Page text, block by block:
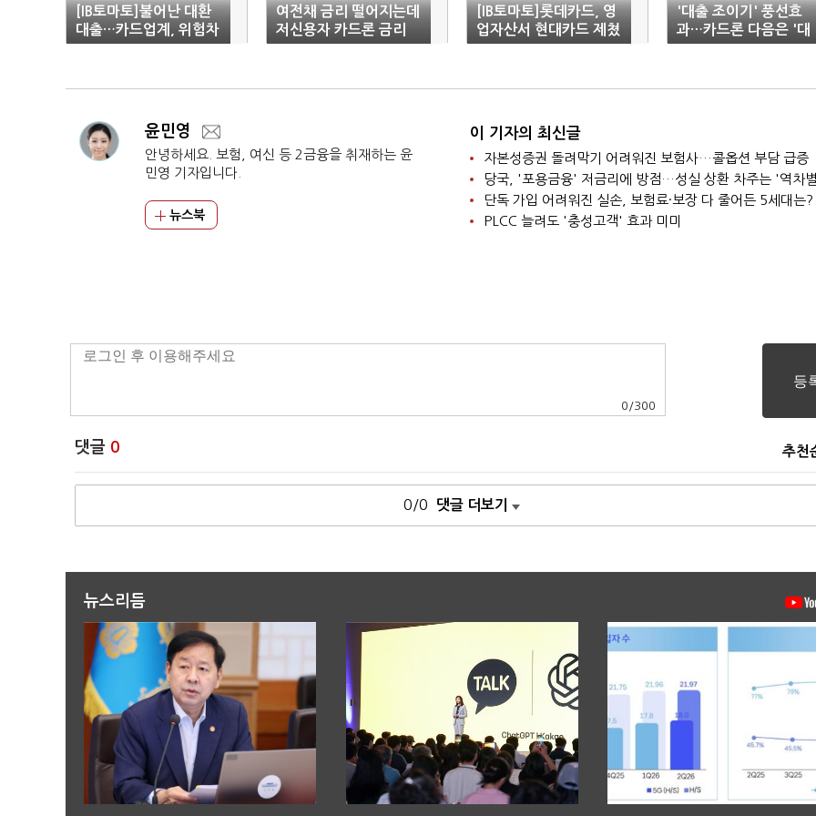
[IB토마토]불어난 대환
대출…카드업계, 위험차
주 유입 '주의보'
여전채 금리 떨어지는데
저신용자 카드론 금리
올라
[IB토마토]롯데카드, 영
업자산서 현대카드 제쳤
다…'성장발판' 마련
'대출 조이기' 풍선효
과…카드론 다음은 '대
부'
윤민영
안녕하세요. 보험, 여신 등 2금융을 취재하는 윤
민영 기자입니다.
뉴스북
이 기자의 최신글
자본성증권 돌려막기 어려워진 보험사…콜옵션 부담 급증
당국, '포용금융' 저금리에 방점…성실 상환 차주는 '역차
단독 가입 어려워진 실손, 보험료·보장 다 줄어든 5세대는?
PLCC 늘려도 '충성고객' 효과 미미
0 /300
댓글 0 추천
0/0 댓글 더보기
뉴스리듬